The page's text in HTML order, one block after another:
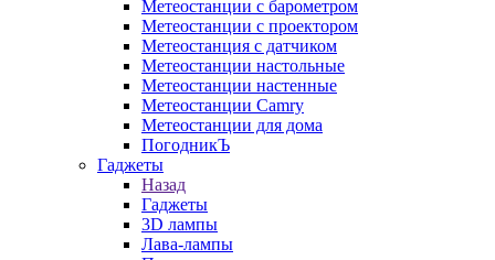
Метеостанции с барометром
Метеостанции с проектором
Метеостанция с датчиком
Метеостанции настольные
Метеостанции настенные
Метеостанции Camry
Метеостанции для дома
ПогодникЪ
Гаджеты
Назад
Гаджеты
3D лампы
Лава-лампы